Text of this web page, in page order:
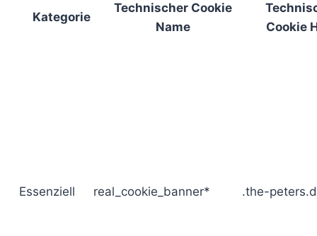
Kategorie
Technischer Cookie
Name
Cookie
Essenziell real_cookie_banner* .the-